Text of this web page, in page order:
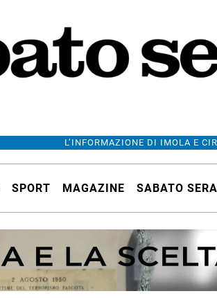
L’INFORMAZIONE DI IMOLA E
SPORT MAGAZINE SABATO